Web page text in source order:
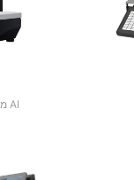
מסגרת תג זיהוי AI